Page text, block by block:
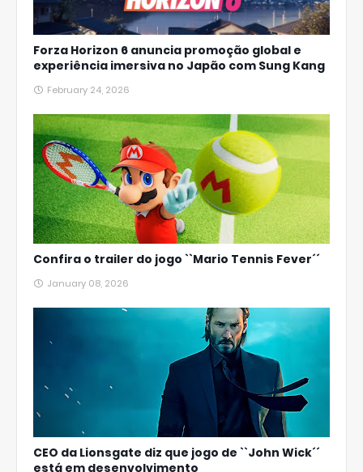
Forza Horizon 6 anuncia promoção global e
experiência imersiva no Japão com Sung Kang
February 24, 2026
Confira o trailer do jogo ``Mario Tennis Fever´´
January 08, 2026
CEO da Lionsgate diz que jogo de ``John Wick´´
está em desenvolvimento